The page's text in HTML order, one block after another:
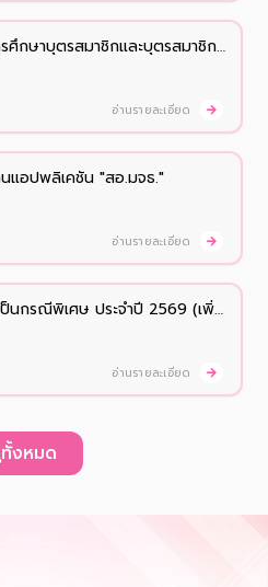
ศึกษาบุตรสมาชิกและบุตรสมาชิก
อ่านรายละเอียด
แอปพลิเคชัน "สอ.มจธ."
อ่านรายละเอียด
ป็นกรณีพิเศษ ประจำปี 2569 (เพิ่ม
อ่านรายละเอียด
งหมด